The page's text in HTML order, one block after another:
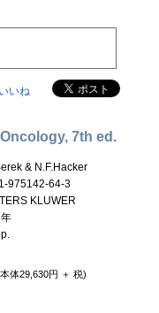
いいね
7th ed.
& N.F.Hacker
975142-64-3
KLUWER
体29,630円 ＋ 税)